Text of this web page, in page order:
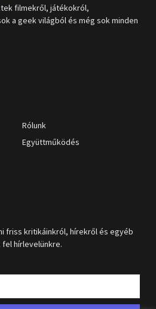
filmekről, játékokról,
a geek világból és még sok minden
Rólunk
Együttműködés
friss kritikáinkról, hírekről és egyéb
hírlevelünkre.